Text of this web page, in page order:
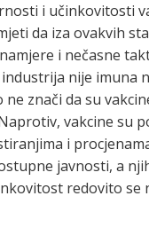
i učinkovitosti
da iza ovakvih
i nečasne
nije imuna
znači da su
vakcine su
i
javnosti, a
redovito se